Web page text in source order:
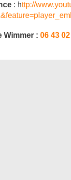
: http://
Wimmer : 06 43